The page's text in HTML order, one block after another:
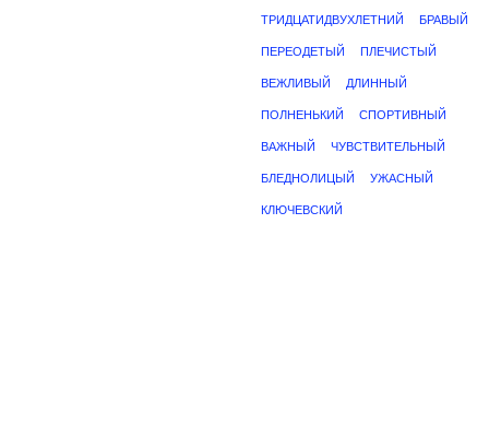
ТРИДЦАТИДВУХЛЕТНИЙ БРАВЫЙ
ПЕРЕОДЕТЫЙ ПЛЕЧИСТЫЙ
ВЕЖЛИВЫЙ ДЛИННЫЙ
ПОЛНЕНЬКИЙ СПОРТИВНЫЙ
ВАЖНЫЙ ЧУВСТВИТЕЛЬНЫЙ
БЛЕДНОЛИЦЫЙ УЖАСНЫЙ
КЛЮЧЕВСКИЙ